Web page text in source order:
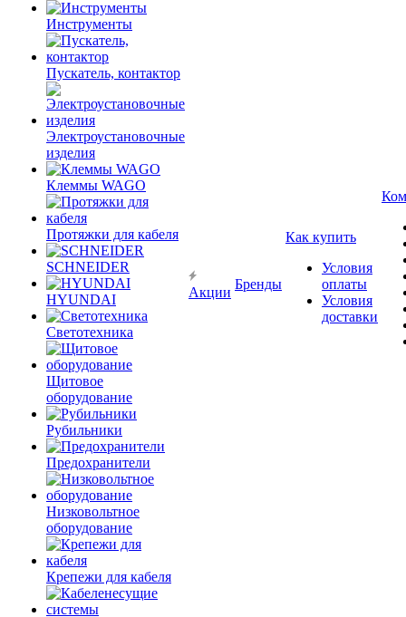
Инструменты
Пускатель, контактор
Электроустановочные
изделия
Клеммы WAGO
Протяжки для кабеля
SCHNEIDER
HYUNDAI
Светотехника
Щитовое
оборудование
Рубильники
Предохранители
Низковольтное
оборудование
Крепежи для кабеля
Акции
Бренды
Как купить
Условия
оплаты
Условия
доставки